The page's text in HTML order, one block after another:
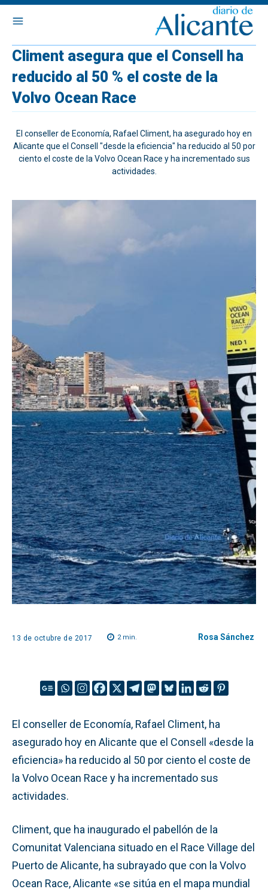
Climent asegura que el Consell ha
reducido al 50 % el coste de la
Volvo Ocean Race
El conseller de Economía, Rafael Climent, ha asegurado hoy en
Alicante que el Consell "desde la eficiencia" ha reducido al 50 por
ciento el coste de la Volvo Ocean Race y ha incrementado sus
actividades.
13 de octubre de 2017 2min. Rosa Sánchez
El conseller de Economía, Rafael Climent, ha
asegurado hoy en Alicante que el Consell «desde la
eficiencia» ha reducido al 50 por ciento el coste de
la Volvo Ocean Race y ha incrementado sus
actividades.
Climent, que ha inaugurado el pabellón de la
Comunitat Valenciana situado en el Race Village del
Puerto de Alicante, ha subrayado que con la Volvo
Ocean Race, Alicante «se sitúa en el mapa mundial